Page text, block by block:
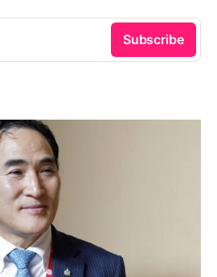
Subscribe